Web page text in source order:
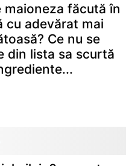
maioneza făcută în
cu adevărat mai
Ce nu se
din lista sa scurtă